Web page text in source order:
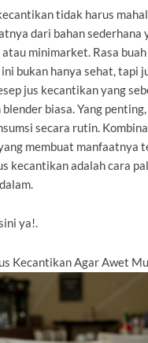
tidak harus
dari bahan sederhana
minimarket. Rasa
bukan hanya sehat, tapi
jus kecantikan yang
biasa. Yang
secara rutin.
membuat manfaatnya
kecantikan adalah cara
ya!.
Kecantikan Agar Awet